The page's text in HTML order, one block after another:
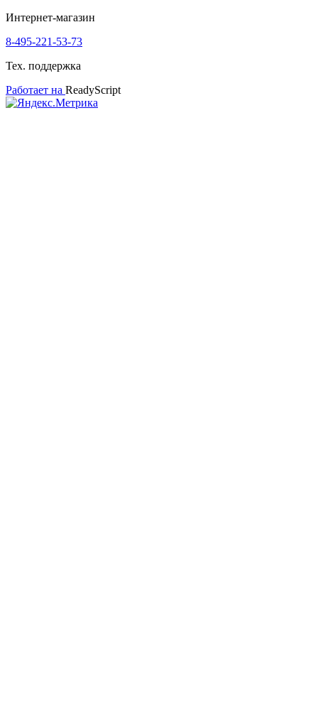
Интернет-магазин
8-495-221-53-73
Тех. поддержка
Работает на ReadyScript